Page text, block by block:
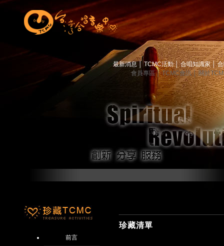
最新消息 TCMC活動│ 合唱知識家│
會員專區│ TCMC會訊│ 關於
前言
珍藏清單